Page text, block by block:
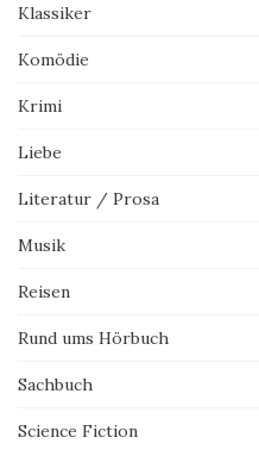
Klassiker
Komödie
Krimi
Liebe
Literatur / Prosa
Musik
Reisen
Rund ums Hörbuch
Sachbuch
Science Fiction